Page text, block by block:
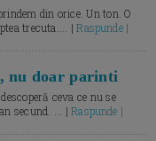
din orice. Un ton. O
trecuta.... |Raspunde |
nu doar parinti
ceva ce nu se
secund. ... |Raspunde |